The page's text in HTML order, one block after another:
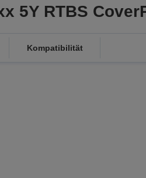
5Y RTBS
Kompatibilität